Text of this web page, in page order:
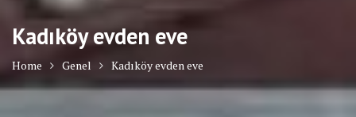
Kadıköy evden eve
Home Genel Kadıköy evden eve